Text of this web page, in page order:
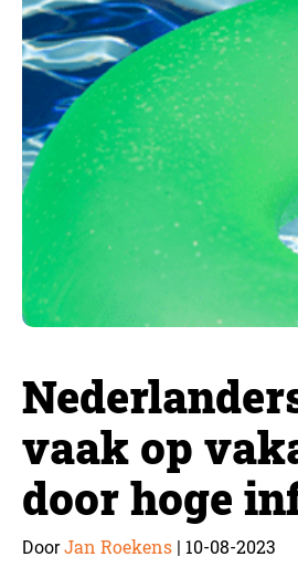
vaak op
door hoge
DoorJan Roekens | 10-08-2023